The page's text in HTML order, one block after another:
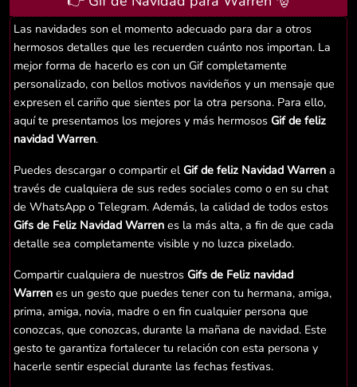
Las navidades son el momento adecuado para dar a otros
hermosos detalles que les recuerden cuánto nos importan. La
mejor forma de hacerlo es con un Gif completamente
personalizado, con bellos motivos navideños y un mensaje que
expresen el cariño que sientes por la otra persona. Para ello,
aquí te presentamos los mejores y más hermosos Gif de feliz
navidad Warren.
Puedes descargar o compartir elGif de feliz Navidad Warren a
través de cualquiera de sus redes sociales como o en su chat
de WhatsApp o Telegram. Además, la calidad de todos estos
Gifs de Feliz Navidad Warren es la más alta, a fin de que cada
detalle sea completamente visible y no luzca pixelado.
Compartir cualquiera de nuestros Gifs de Feliz navidad
Warren es un gesto que puedes tener con tu hermana, amiga,
prima, amiga, novia, madre o en fin cualquier persona que
conozcas, que conozcas, durante la mañana de navidad. Este
gesto te garantiza fortalecer tu relación con esta persona y
hacerle sentir especial durante las fechas festivas.